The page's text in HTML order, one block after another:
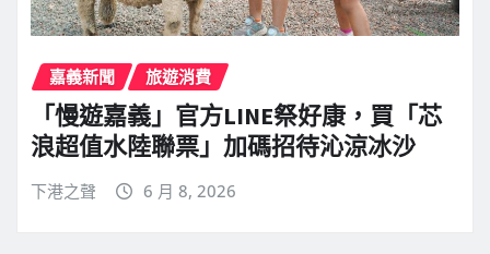
嘉義新聞 旅遊消費
「慢遊嘉義」官方LINE祭好康，買「芯
浪超值水陸聯票」加碼招待沁涼冰沙
下港之聲 6 月 8, 2026